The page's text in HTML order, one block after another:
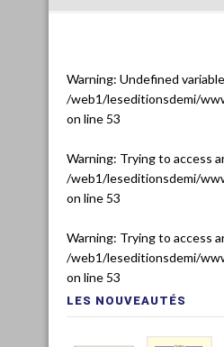
Warning: Undefined
/web1/leseditionsdemi/
on line 53
Warning: Trying to access
/web1/leseditionsdemi/
on line 53
Warning: Trying to access
/web1/leseditionsdemi/
on line 53
LES NOUVEAUTÉS